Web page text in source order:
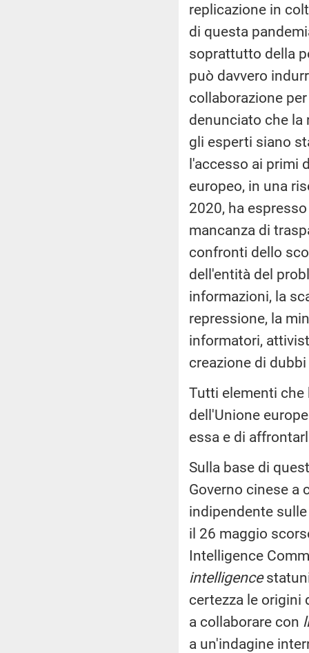
replicazione in
di questa
soprattutto della
può davvero
collaborazione
denunciato che la
gli esperti siano
l'accesso ai primi
europeo, in una
2020, ha
mancanza di
confronti dello
dell'entità del
informazioni, la
repressione, la
informatori,
creazione di
Tutti elementi
dell'Unione
essa e di
Sulla base di
Governo cinese a
indipendente
il 26 maggio
Intelligence
intelligence
certezza le origini
a collaborare con
a un'indagine